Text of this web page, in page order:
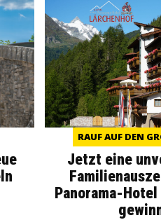
RAUF AUF DEN
Jetzt eine
Panorama-Hotel